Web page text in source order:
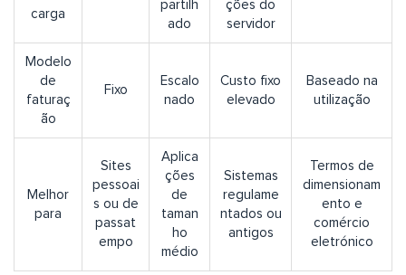
carga
partilh
ado
ções do
servidor
Modelo
de
faturaç
ão
Fixo
Escalo
nado
Custo fixo
elevado
Baseado na
utilização
Melhor
para
Sites
pessoai
s ou de
passat
empo
Aplica
ções
de
taman
ho
médio
Sistemas
regulame
ntados ou
antigos
Termos de
dimensionam
ento e
comércio
eletrónico